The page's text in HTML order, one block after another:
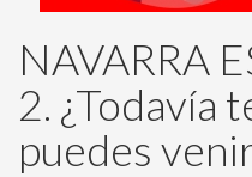
NAVARRA
2. ¿Todavía
puedes